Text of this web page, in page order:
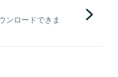
ンロードできま